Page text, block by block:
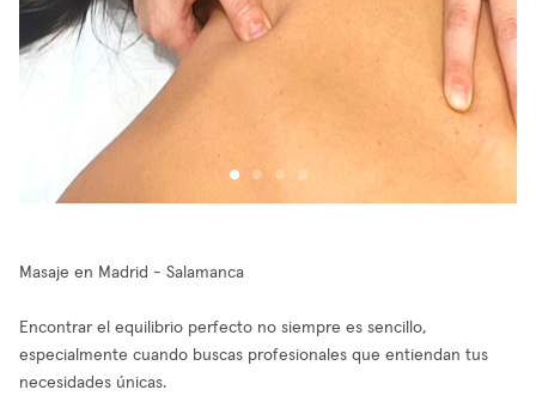
Masaje en Madrid - Salamanca
Encontrar el equilibrio perfecto no siempre es sencillo,
especialmente cuando buscas profesionales que entiendan tus
necesidades únicas.